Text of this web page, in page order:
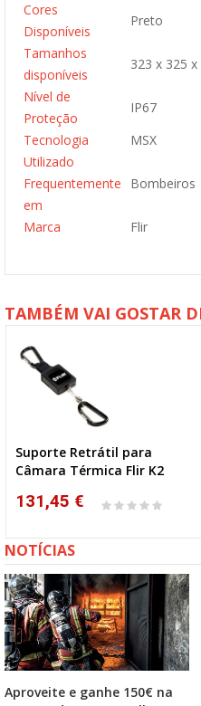
Cores
Disponíveis
Preto
Tamanhos
disponíveis
323 x 325
Nível de
Proteção
IP67
Tecnologia
MSX
Utilizado
Frequentemente
em
Bombeiros
Marca Flir
TAMBÉM VAI GOSTAR
Suporte Retrátil para
Câmara Térmica Flir K2
131,45 €
NOTÍCIAS
Aproveite e ganhe 150€ na